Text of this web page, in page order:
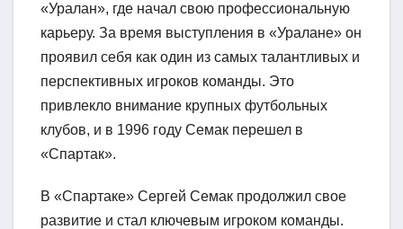
«Уралан», где начал свою профессиональную
карьеру. За время выступления в «Уралане» он
проявил себя как один из самых талантливых и
перспективных игроков команды. Это
привлекло внимание крупных футбольных
клубов, и в 1996 году Семак перешел в
«Спартак».
В «Спартаке» Сергей Семак продолжил свое
развитие и стал ключевым игроком команды.